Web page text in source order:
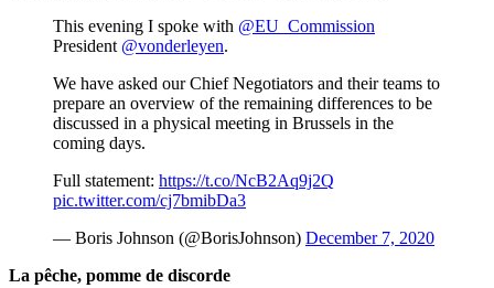
This evening I spoke with @EU_Commission
President @vonderleyen.
We have asked our Chief Negotiators and their teams to
prepare an overview of the remaining differences to be
discussed in a physical meeting in Brussels in the
coming days.
Full statement: https://t.co/NcB2Aq9j2Q
pic.twitter.com/cj7bmibDa3
— Boris Johnson (@BorisJohnson) December 7, 2020
La pêche, pomme de discorde